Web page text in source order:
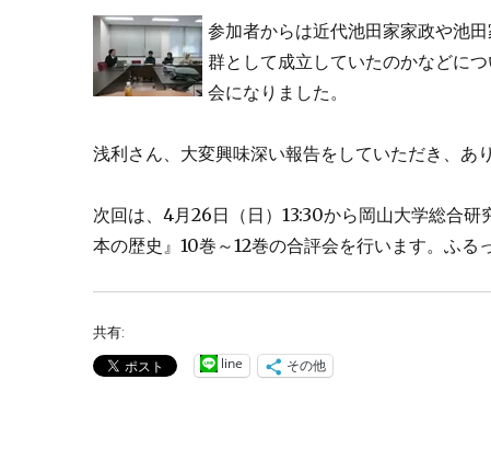
参加者からは近代池田家家政や池
群として成立していたのかなどに
会になりました。
浅利さん、大変興味深い報告をしていただき、あ
次回は、4月26日（日）13:30から岡山大学総合研
本の歴史』10巻～12巻の合評会を行います。ふる
共有:
line その他